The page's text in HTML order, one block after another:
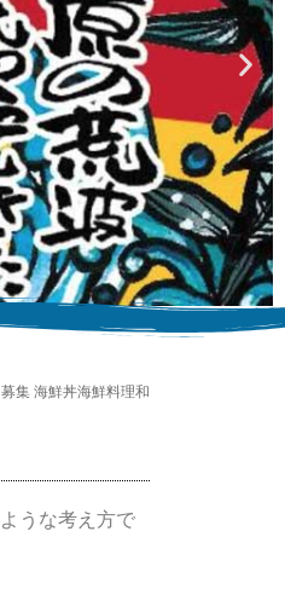
集 海鮮丼海鮮料理和
うな考え方で